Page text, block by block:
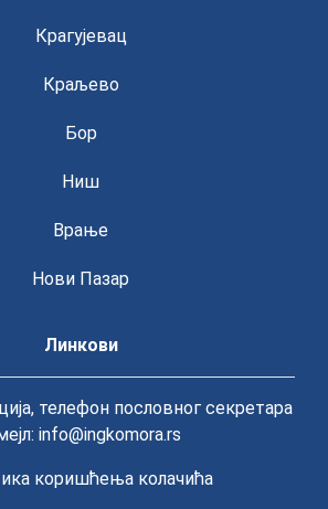
Крагујевац
Краљево
Бор
Ниш
Врање
Нови Пазар
Линкови
телефон пословног секретара
info@ingkomora.rs
коришћења колачића